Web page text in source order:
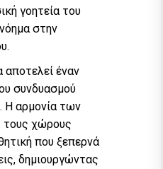
γοητεία του
στην
αποτελεί έναν
συνδυασμού
Η αρμονία των
τους χώρους
που ξεπερνά
δημιουργώντας